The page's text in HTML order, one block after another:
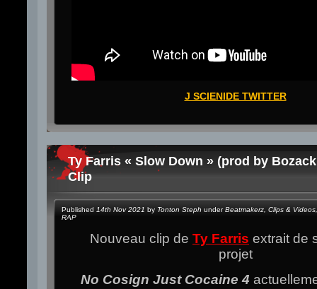
J SCIENIDE TWITTER
Ty Farris « Slow Down » (prod by
Clip
Published 14th Nov 2021 by Tonton Steph underBeatmakerz Clips & Videos
RAP
Nouveau clip de Ty Farris extrait de
projet
No Cosign Just Cocaine 4